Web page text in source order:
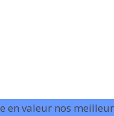
en valeur nos